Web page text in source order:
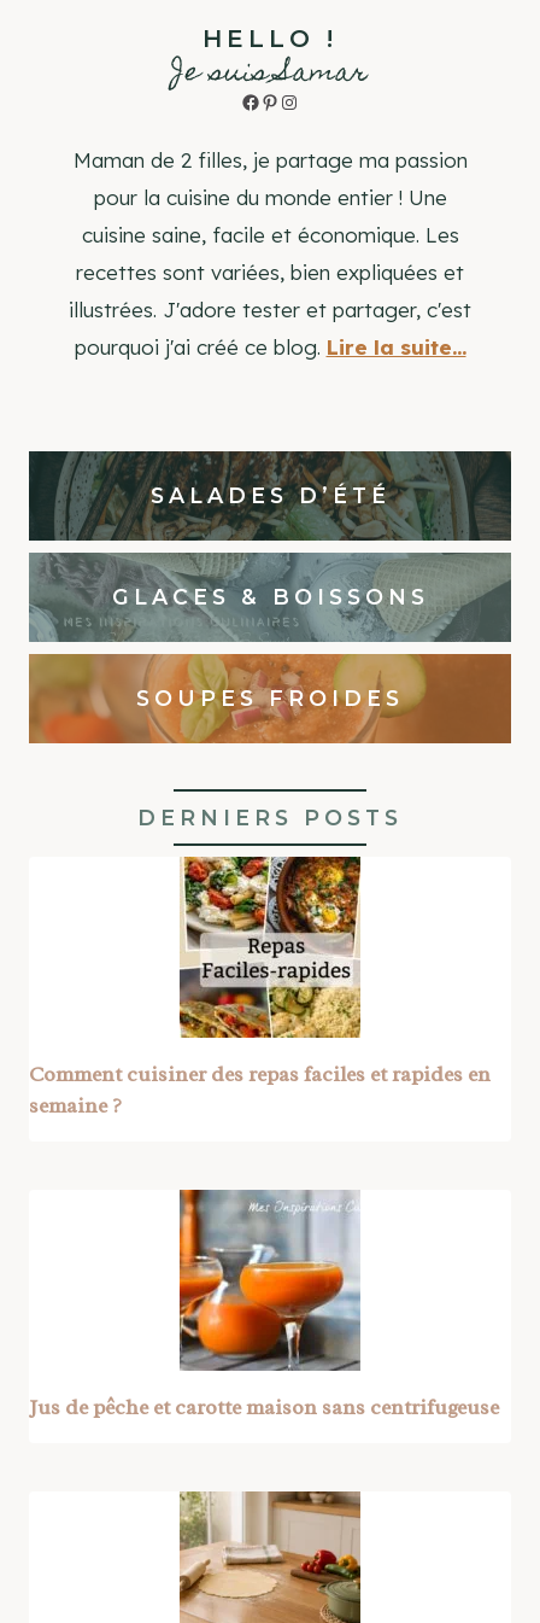
HELLO !
Je suis Samar
Facebook
Pinterest
Instagram
Maman de 2 filles, je partage ma passion
pour la cuisine du monde entier ! Une
cuisine saine, facile et économique. Les
recettes sont variées, bien expliquées et
illustrées. J'adore tester et partager, c'est
pourquoi j'ai créé ce blog. Lire la suite...
SALADES D’ÉTÉ
GLACES & BOISSONS
SOUPES FROIDES
DERNIERS POSTS
Comment cuisiner des repas faciles et rapides en
semaine ?
Jus de pêche et carotte maison sans centrifugeuse